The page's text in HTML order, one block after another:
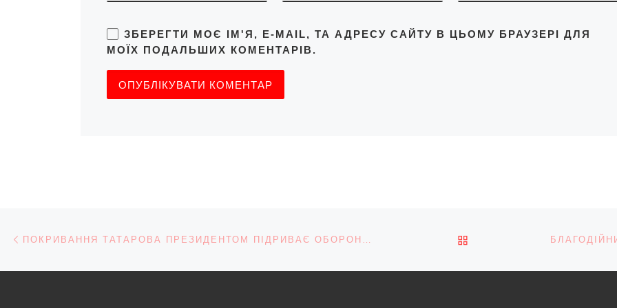
ЗБЕРЕГТИ МОЄ ІМ'Я, E-MAIL, ТА АДРЕСУ САЙТУ В ЦЬОМУ БРАУЗЕРІ ДЛЯ
МОЇХ ПОДАЛЬШИХ КОМЕНТАРІВ.
Навігація записів ПОВЕРНУТИСЯ ДО